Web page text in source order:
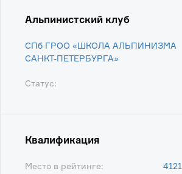
Альпинистский клуб
СПб ГРОО «ШКОЛА АЛЬПИНИЗМА
САНКТ-ПЕТЕРБУРГА»
Статус:
Квалификация
Место в рейтинге: 4121